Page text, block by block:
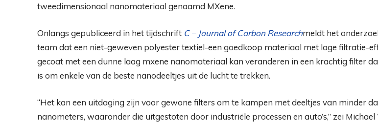
tweedimensionaal nanomateriaal genaamd MXene.
Onlangs gepubliceerd in het tijdschrift C – Journal of Carbon Researchmeldt het
team dat een niet-geweven polyester textiel-een goedkoop materiaal met lage filtratie-
gecoat met een dunne laag mxene nanomateriaal kan veranderen in een krachtig filter
is om enkele van de beste nanodeeltjes uit de lucht te trekken.
“Het kan een uitdaging zijn voor gewone filters om te kampen met deeltjes van minder
nanometers, waaronder die uitgestoten door industriële processen en auto’s,” zei Michael